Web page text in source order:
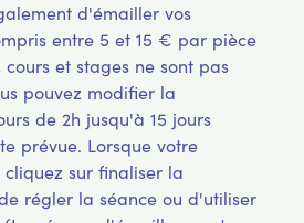
d'émailler vos
entre 5 et 15 € par pièce
et stages ne sont pas
pouvez modifier la
de 2h jusqu'à 15 jours
prévue. Lorsque votre
cliquez sur finaliser la
régler la séance ou d'utiliser